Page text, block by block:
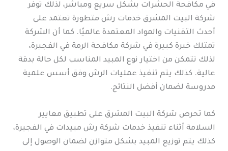
في مكافحة الحشرات بشكل سريع ومباشر، لذلك توفر
شركة البيت المشرق خدمات رش متطورة تعتمد على
أحدث التقنيات والمواد المعتمدة عالميًا. كما أن الشركة
تمتلك خبرة كبيرة في شركة مكافحة الرمة في الفجيرة،
لذلك تتمكن من اختيار نوع المبيد المناسب لكل حالة بدقة
عالية. كذلك يتم تنفيذ عمليات الرش وفق أسس علمية
مدروسة لضمان أفضل النتائج.
كما تحرص شركة البيت المشرق على تطبيق معايير
السلامة أثناء تنفيذ خدمات شركة رش مبيدات في الفجيرة،
كذلك يتم توزيع المبيد بشكل متوازن لضمان الوصول إلى